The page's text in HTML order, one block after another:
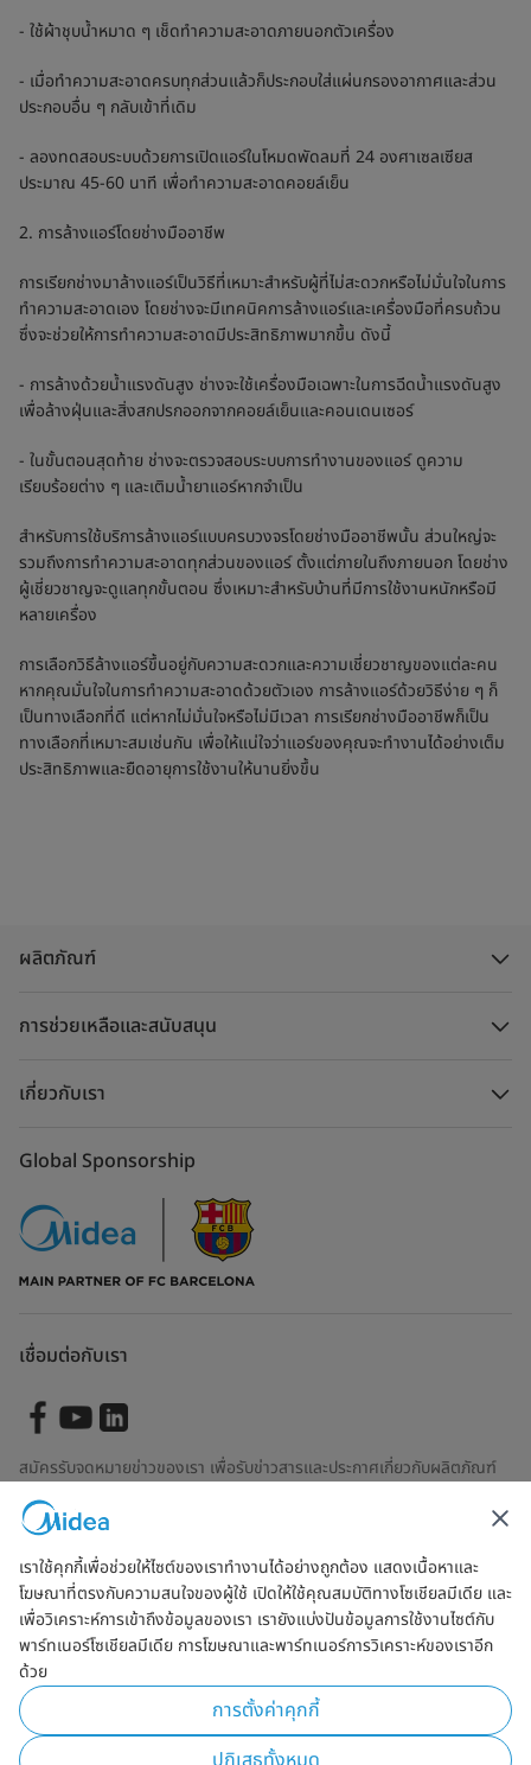
- ใช้ผ้าชุบน้ำหมาด ๆ เช็ดทำความสะอาดภายนอกตัวเครื่อง
- เมื่อทำความสะอาดครบทุกส่วนแล้วก็ประกอบใส่แผ่นกรองอากาศและส่วน
ประกอบอื่น ๆ กลับเข้าที่เดิม
- ลองทดสอบระบบด้วยการเปิดแอร์ในโหมดพัดลมที่ 24 องศาเซลเซียส
ประมาณ 45-60 นาที เพื่อทำความสะอาดคอยล์เย็น
2. การล้างแอร์โดยช่างมืออาชีพ
การเรียกช่างมาล้างแอร์เป็นวิธีที่เหมาะสำหรับผู้ที่ไม่สะดวกหรือไม่มั่นใจในการ
ทำความสะอาดเอง โดยช่างจะมีเทคนิคการล้างแอร์และเครื่องมือที่ครบถ้วน
ซึ่งจะช่วยให้การทำความสะอาดมีประสิทธิภาพมากขึ้น ดังนี้
- การล้างด้วยน้ำแรงดันสูง ช่างจะใช้เครื่องมือเฉพาะในการฉีดน้ำแรงดันสูง
เพื่อล้างฝุ่นและสิ่งสกปรกออกจากคอยล์เย็นและคอนเดนเซอร์
- ในขั้นตอนสุดท้าย ช่างจะตรวจสอบระบบการทำงานของแอร์ ดูความ
เรียบร้อยต่าง ๆ และเติมน้ำยาแอร์หากจำเป็น
สำหรับการใช้บริการล้างแอร์แบบครบวงจรโดยช่างมืออาชีพนั้น ส่วนใหญ่จะ
รวมถึงการทำความสะอาดทุกส่วนของแอร์ ตั้งแต่ภายในถึงภายนอก โดยช่าง
ผู้เชี่ยวชาญจะดูแลทุกขั้นตอน ซึ่งเหมาะสำหรับบ้านที่มีการใช้งานหนักหรือมี
หลายเครื่อง
การเลือกวิธีล้างแอร์ขึ้นอยู่กับความสะดวกและความเชี่ยวชาญของแต่ละคน
หากคุณมั่นใจในการทำความสะอาดด้วยตัวเอง การล้างแอร์ด้วยวิธีง่าย ๆ ก็
เป็นทางเลือกที่ดี แต่หากไม่มั่นใจหรือไม่มีเวลา การเรียกช่างมืออาชีพก็เป็น
ทางเลือกที่เหมาะสมเช่นกัน เพื่อให้แน่ใจว่าแอร์ของคุณจะทำงานได้อย่างเต็ม
ประสิทธิภาพและยืดอายุการใช้งานให้นานยิ่งขึ้น
ผลิตภัณฑ์
การช่วยเหลือและสนับสนุน
เกี่ยวกับเรา
Global Sponsorship
เชื่อมต่อกับเรา
สมัครรับจดหมายข่าวของเรา เพื่อรับข่าวสารและประกาศเกี่ยวกับผลิตภัณฑ์
ล่าสุด
ตรวจสอบเพื่อดูว่าเราจัดการข้อมูลของคุณอย่างไรข้อตกลงการใช้งาน
Simply ideal
ลิขสิทธิ์ Midea 2026 สงวนลิขสิทธิ์
เราใช้คุกกี้เพื่อช่วยให้ไซต์ของเราทำงานได้อย่างถูกต้อง แสดงเนื้อหาและ
โฆษณาที่ตรงกับความสนใจของผู้ใช้ เปิดให้ใช้คุณสมบัติทางโซเชียลมีเดีย และ
เพื่อวิเคราะห์การเข้าถึงข้อมูลของเรา เรายังแบ่งปันข้อมูลการใช้งานไซต์กับ
พาร์ทเนอร์โซเชียลมีเดีย การโฆษณาและพาร์ทเนอร์การวิเคราะห์ของเราอีก
ด้วย
การตั้งค่าคุกกี้